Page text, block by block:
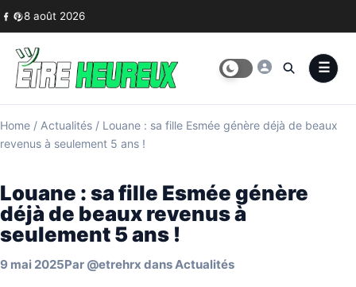
Skip to content
8 août 2026
Home / Actualités / Louane : sa fille Esmée génère déjà de beaux
revenus à seulement 5 ans !
Louane : sa fille Esmée génère
déjà de beaux revenus à
seulement 5 ans !
9 mai 2025Par @etrehrx dansActualités